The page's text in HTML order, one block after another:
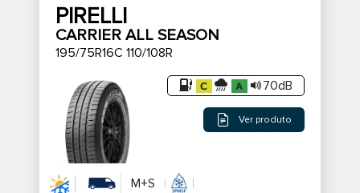
PIRELLI
CARRIER ALL SEASON
195/75R16C 110/108R
70dB
Ver produto
M+S